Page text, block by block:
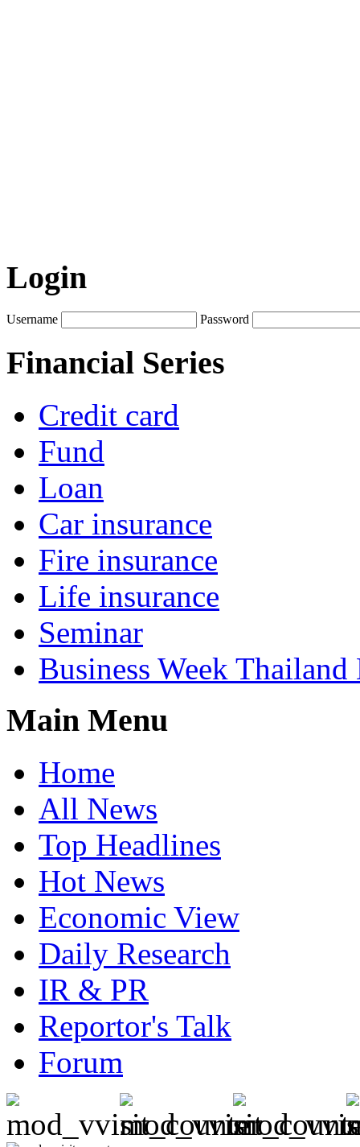
Login
Username Password
Financial Series
Credit card
Fund
Loan
Car insurance
Fire insurance
Life insurance
Seminar
Business Week Thailand
Main Menu
Home
All News
Top Headlines
Hot News
Economic View
Daily Research
IR & PR
Reportor's Talk
Forum